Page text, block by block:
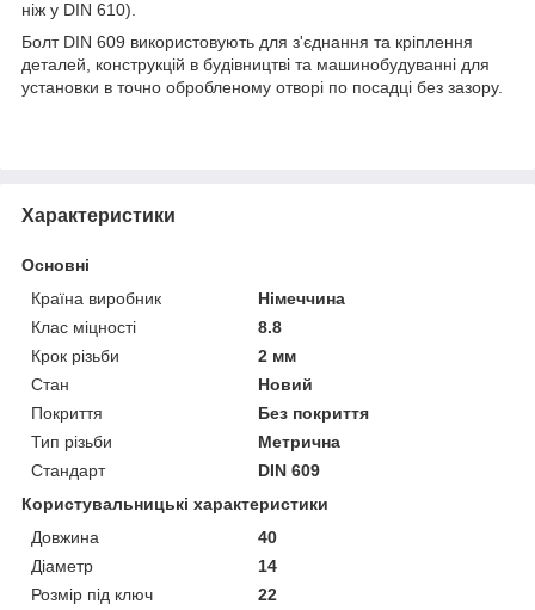
ніж у DIN 610).
Болт DIN 609 використовують для з'єднання та кріплення
деталей, конструкцій в будівництві та машинобудуванні для
установки в точно обробленому отворі по посадці без зазору.
Характеристики
Основні
Країна виробник
Німеччина
Клас міцності
8.8
Крок різьби
2 мм
Стан
Новий
Покриття
Без покриття
Тип різьби
Метрична
Стандарт
DIN 609
Користувальницькі характеристики
Довжина
40
Діаметр
14
Розмір під ключ
22